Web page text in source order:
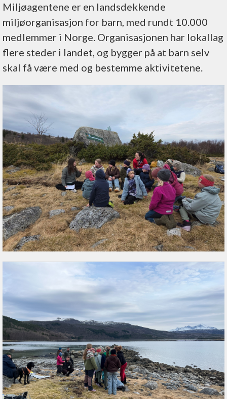
Miljøagentene er en landsdekkende
miljøorganisasjon for barn, med rundt 10.000
medlemmer i Norge. Organisasjonen har lokallag
flere steder i landet, og bygger på at barn selv
skal få være med og bestemme aktivitetene.